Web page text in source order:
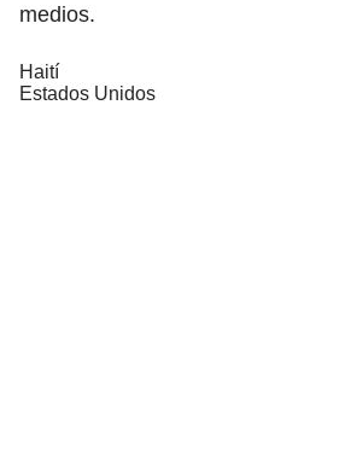
medios.
Haití
Estados Unidos